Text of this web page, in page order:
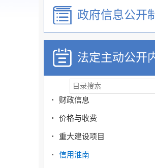
政府信息公开
法定主动公开
机关简介
重大行政决策预公开
清单公开
行政权力运行
财政信息
价格与收费
重大建设项目
信用淮南